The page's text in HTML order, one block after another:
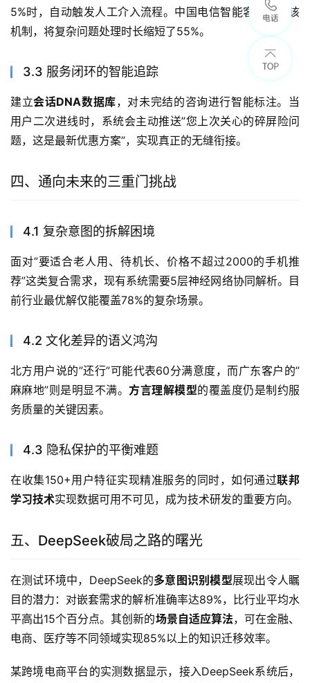
5%时，自动触发人工介入流程。中国电信智能客服通过该
机制，将复杂问题处理时长缩短了55%。
3.3 服务闭环的智能追踪
建立会话DNA数据库，对未完结的咨询进行智能标注。当
用户二次进线时，系统会主动推送”您上次关心的碎屏险问
题，这是最新优惠方案”，实现真正的无缝衔接。
四、通向未来的三重门挑战
4.1 复杂意图的拆解困境
面对”要适合老人用、待机长、价格不超过2000的手机推
荐”这类复合需求，现有系统需要5层神经网络协同解析。目
前行业最优解仅能覆盖78%的复杂场景。
4.2 文化差异的语义鸿沟
北方用户说的”还行”可能代表60分满意度，而广东客户的”
麻麻地”则是明显不满。方言理解模型的覆盖度仍是制约服
务质量的关键因素。
4.3 隐私保护的平衡难题
在收集150+用户特征实现精准服务的同时，如何通过联邦
学习技术实现数据可用不可见，成为技术研发的重要方向。
五、DeepSeek破局之路的曙光
在测试环境中，DeepSeek的多意图识别模型展现出令人瞩
目的潜力：对嵌套需求的解析准确率达89%，比行业平均水
平高出15个百分点。其创新的场景自适应算法，可在金融、
电商、医疗等不同领域实现85%以上的知识迁移效率。
某跨境电商平台的实测数据显示，接入DeepSeek系统后，